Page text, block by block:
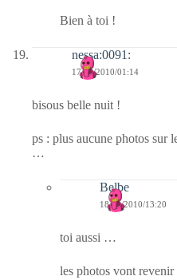
Bien à toi !
nessa:0091:
17/12/2010/01:14
bisous belle nuit !
ps : plus aucune photos sur
…
Belbe
18/12/2010/13:20
toi aussi …
les photos vont